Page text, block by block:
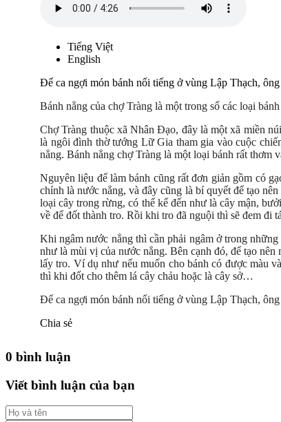
Tiếng Việt
English
Để ca ngợi món bánh nổi tiếng ở vùng Lập Thạch,
Bánh nẳng của chợ Tràng là một trong số các loại
Chợ Tràng thuộc xã Nhân Đạo, đây là một xã miền
là ngôi đình thờ tướng Lữ Gia tham gia vào cuộc
nẳng. Bánh nẳng chợ Tràng là một loại bánh rất thơm
Nguyên liệu để làm bánh cũng rất đơn giản gồm có
chính là nước nẳng, và đây cũng là bí quyết để tạo
loại cây trong rừng, có thể kể đến như là cây mận,
về để đốt thành tro. Rồi khi tro đã nguội thì sẽ đem đi
Khi ngâm nước nẳng thì cần phải ngâm ở trong
như là mùi vị của nước nẳng. Bên cạnh đó, để tạo
lấy tro. Ví dụ như nếu muốn cho bánh có được màu
thì khi đốt cho thêm lá cây chảu hoặc là cây sở…
Để ca ngợi món bánh nổi tiếng ở vùng Lập Thạch,
Chia sẻ
0 bình luận
Viết bình luận của bạn